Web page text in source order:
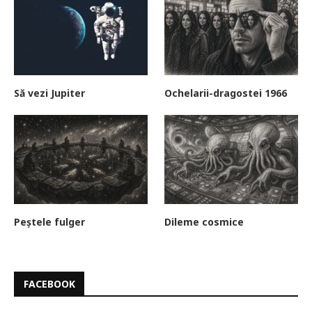
Să vezi Jupiter Ochelarii-dragostei 1966
Peștele fulger Dileme cosmice
FACEBOOK